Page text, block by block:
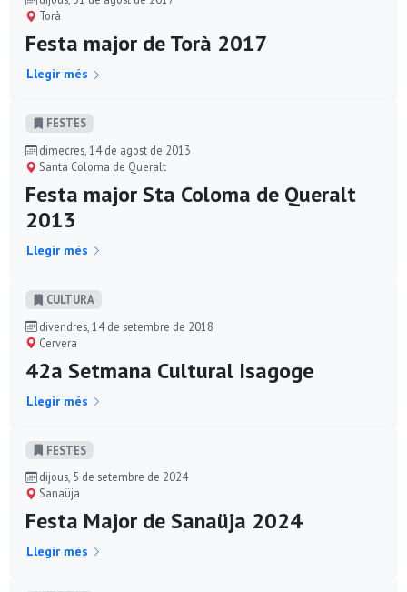
Torà
Festa major de Torà 2017
Llegir més
FESTES
dimecres, 14 de agost de 2013
Santa Coloma de Queralt
Festa major Sta Coloma de Queralt
2013
Llegir més
CULTURA
divendres, 14 de setembre de 2018
Cervera
42a Setmana Cultural Isagoge
Llegir més
FESTES
dijous, 5 de setembre de 2024
Sanaüja
Festa Major de Sanaüja 2024
Llegir més